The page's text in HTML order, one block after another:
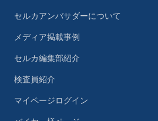
セルカアンバサダーについて
メディア掲載事例
セルカ編集部紹介
検査員紹介
マイページログイン